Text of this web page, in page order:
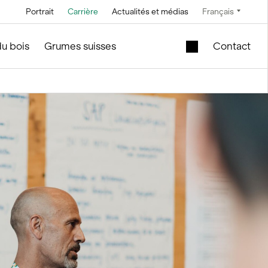
Portrait Carrière Actualités et médias Français
Service et entretien
En construction de silos et
d'installations
Technique
Technique à
saumure
Technique de
convoyage
Technique de
commande
Technique de
mesure et pesage
Offres spéciales
Cuve de levage
mobile dans le
module en bois
Nouveau bâtiment
scolaire à vendre
Modules en bois
d’occasion – Bureau
et vente
bois Grumes suisses Contact